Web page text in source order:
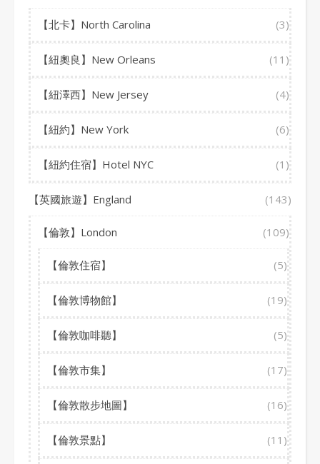
【北卡】North Carolina (3)
【紐奧良】New Orleans (11)
【紐澤西】New Jersey (4)
【紐約】New York (6)
【紐約住宿】Hotel NYC (1)
【英國旅遊】England (143)
【倫敦】London (109)
【倫敦住宿】 (5)
【倫敦博物館】 (19)
【倫敦咖啡聽】 (5)
【倫敦市集】 (17)
【倫敦散步地圖】 (16)
【倫敦景點】 (11)